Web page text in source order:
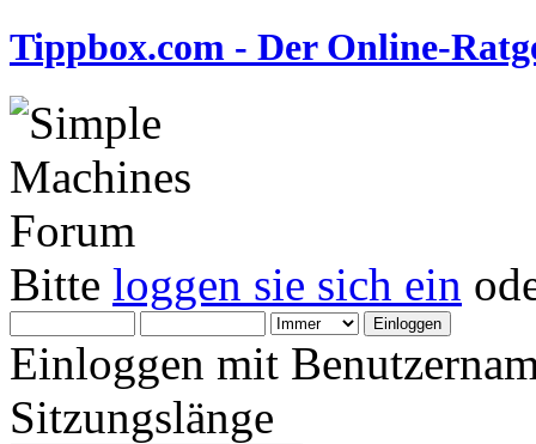
Tippbox.com - Der Online-
Bitte loggen sie sich ein
Einloggen mit
Sitzungslänge